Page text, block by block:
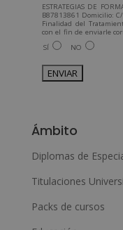
ESTRATEGIAS DE
B87813861 Domicilio:
Finalidad del
con el fin de enviarle
con los productos
interés.
Derechos: Puede
suficientemente,
Para más información
SÍ NO
t
e
Ámbito
Diplomas de
Titulaciones
Packs de cursos